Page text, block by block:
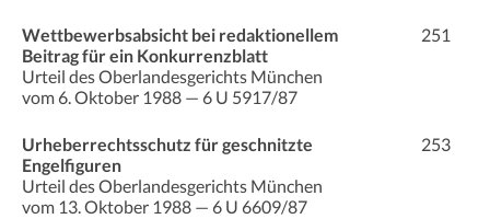
Wettbewerbsabsicht bei redaktionellem
Beitrag für ein Konkurrenzblatt
Urteil des Oberlandesgerichts München
vom 6. Oktober 1988 — 6 U 5917/87
251
Urheberrechtsschutz für geschnitzte
Engelfiguren
Urteil des Oberlandesgerichts München
vom 13. Oktober 1988 — 6 U 6609/87
253